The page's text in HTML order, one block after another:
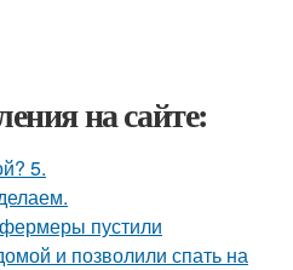
на сайте:
5.
пустили
и позволили спать на